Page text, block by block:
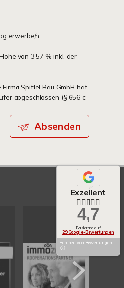
erwerbe/n,
von 3,57 % inkl. der
Spittel Bau GmbH hat
abgeschlossen (§ 656 c
Absenden
Exzellent
4,7
Basierend auf
29 Google-Bewertungen
Echtheit von Bewertungen